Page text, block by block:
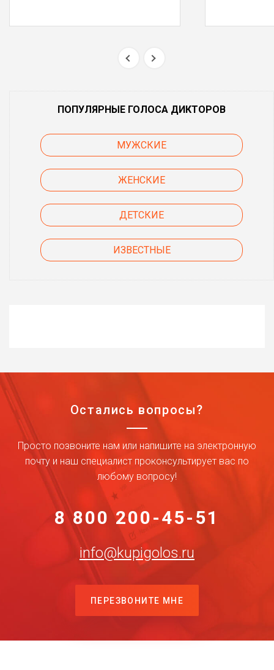
ПОПУЛЯРНЫЕ ГОЛОСА ДИКТОРОВ
МУЖСКИЕ
ЖЕНСКИЕ
ДЕТСКИЕ
ИЗВЕСТНЫЕ
Остались вопросы?
Просто позвоните нам или напишите на электронную
почту и наш специалист проконсультирует вас по
любому вопросу!
8 800 200-45-51
info@kupigolos.ru
ПЕРЕЗВОНИТЕ МНЕ